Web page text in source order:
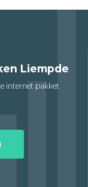
Liempde
internet pakket